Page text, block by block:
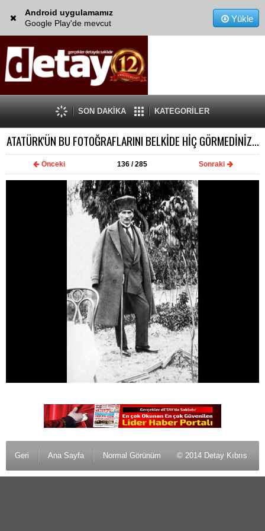
Android uygulamamız
Google Play'de mevcut
Yükle
SON DAKİKA KATEGORİLER
ATATÜRK'ÜN BU FOTOĞRAFLARINI BELKİDE HİÇ GÖRMEDİNİZ...
Önceki 136 / 285 Sonraki
Geri Ana Sayfa Normal Görünüm © 2014 Detay Kıbrıs